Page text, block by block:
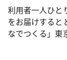
利用者一人ひと
をお届けすると
なでつくる」東